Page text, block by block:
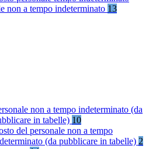
non a tempo indeterminato 13
non a tempo indeterminato (da
in tabelle) 10
del personale non a tempo
(da pubblicare in tabelle) 2